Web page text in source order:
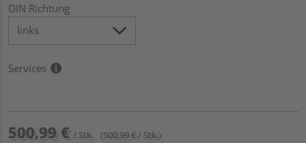
DIN Richtung
Services
500,99 € / Stk. (500,99 € / Stk.)